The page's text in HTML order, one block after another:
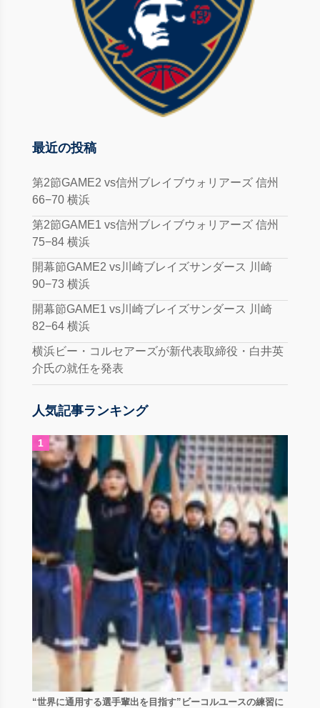
最近の投稿
第2節GAME2 vs信州ブレイブウォリアーズ 信州
66−70 横浜
第2節GAME1 vs信州ブレイブウォリアーズ 信州
75−84 横浜
開幕節GAME2 vs川崎ブレイズサンダース 川崎
90−73 横浜
開幕節GAME1 vs川崎ブレイズサンダース 川崎
82−64 横浜
横浜ビー・コルセアーズが新代表取締役・白井英
介氏の就任を発表
人気記事ランキング
“世界に通用する選手輩出を目指す”ビーコルユースの練習に